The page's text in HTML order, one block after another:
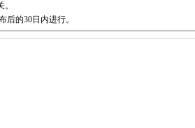
的30日内进行。